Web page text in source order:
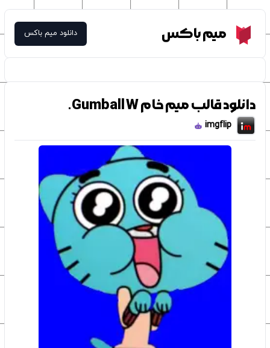
Meme Boxمیم باکس دانلود میم باکس
دانلود قالب میم خام Gumball W.
imgflip